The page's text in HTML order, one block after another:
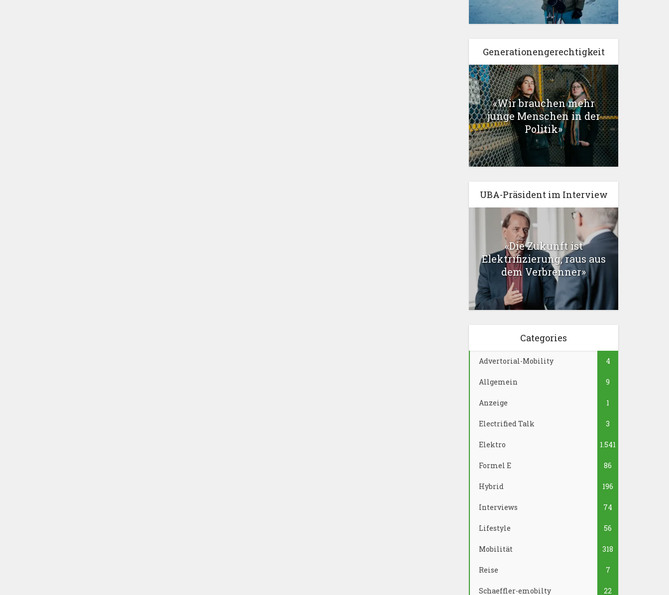
Generationengerechtigkeit
«Wir brauchen mehr
junge Menschen in der
Politik»
UBA-Präsident im Interview
«Die Zukunft ist
Elektrifizierung, raus aus
dem Verbrenner»
Categories
Advertorial-Mobility 4
Allgemein 9
Anzeige 1
Electrified Talk 3
Elektro 1.541
Formel E 86
Hybrid 196
Interviews 74
Lifestyle 56
Mobilität 318
Reise 7
Schaeffler-emobilty 22